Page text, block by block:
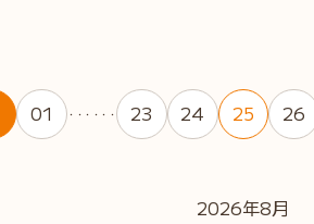
01 ・・・・・・ 23 24 25 26
2026年8月